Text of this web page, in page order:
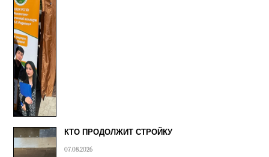
КТО ПРОДОЛЖИТ СТРОЙКУ
07.08.2026